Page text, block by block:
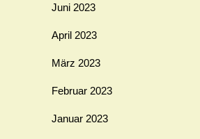
Juni 2023
April 2023
März 2023
Februar 2023
Januar 2023